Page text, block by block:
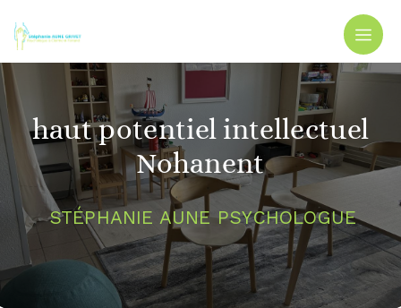
haut potentiel intellectuel
Nohanent
STÉPHANIE AUNE PSYCHOLOGUE